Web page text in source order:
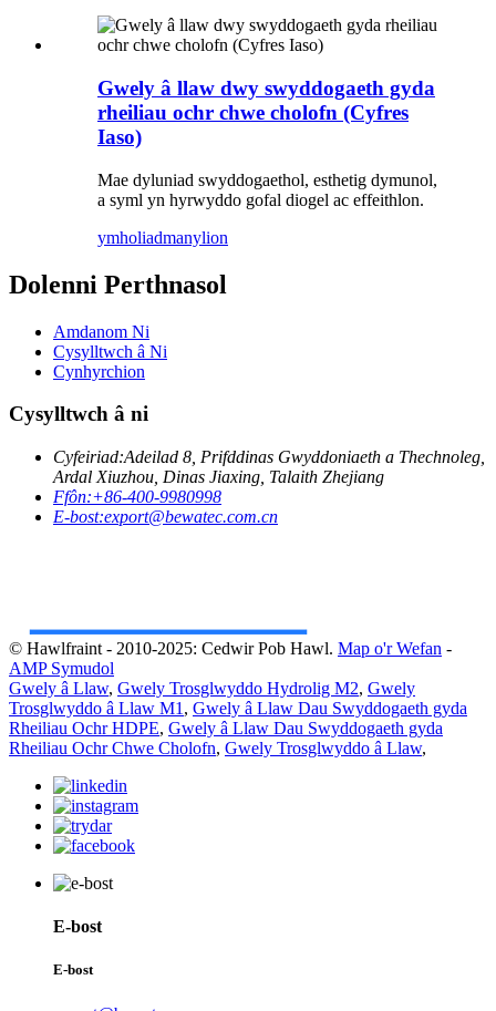
Gwely â llaw dwy swyddogaeth gyda
rheiliau ochr chwe cholofn (Cyfres
Iaso)
Mae dyluniad swyddogaethol, esthetig dymunol,
a syml yn hyrwyddo gofal diogel ac effeithlon.
ymholiadmanylion
Dolenni Perthnasol
Amdanom Ni
Cysylltwch â Ni
Cynhyrchion
Cysylltwch â ni
Cyfeiriad:Adeilad 8, Prifddinas Gwyddoniaeth a Thechnoleg,
Ardal Xiuzhou, Dinas Jiaxing, Talaith Zhejiang
Ffôn:+86-400-9980998
E-bost:export@bewatec.com.cn
© Hawlfraint - 2010-2025: Cedwir Pob Hawl. Map o'r Wefan -
AMP Symudol
Gwely â Llaw, Gwely Trosglwyddo Hydrolig M2, Gwely
Trosglwyddo â Llaw M1 , Gwely â Llaw Dau Swyddogaeth gyda
Rheiliau Ochr HDPE, Gwely â Llaw Dau Swyddogaeth gyda
Rheiliau Ochr Chwe Cholofn, Gwely Trosglwyddo â Llaw,
E-bost
E-bost